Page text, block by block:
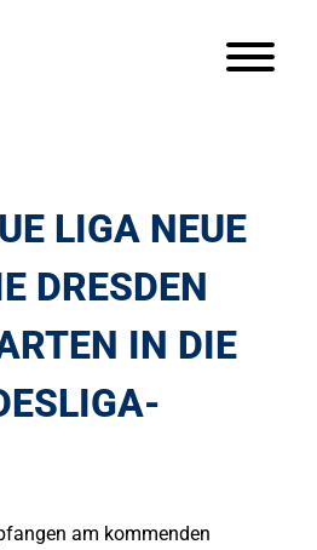
LIGA NEUE
DRESDEN
IN DIE
am kommenden